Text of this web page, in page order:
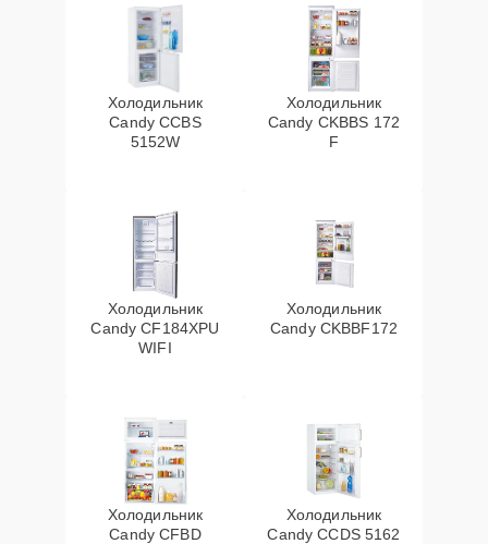
Холодильник
Candy CCBS
5152W
Холодильник
Candy CKBBS 172
F
Холодильник
Candy CF184XPU
WIFI
Холодильник
Candy CKBBF172
Холодильник
Candy CFBD
Холодильник
Candy CCDS 5162